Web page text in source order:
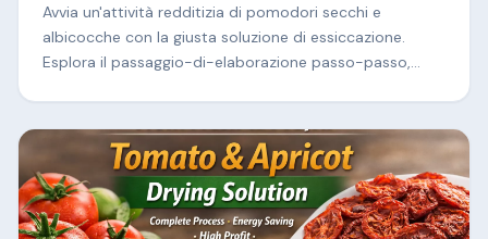
Avvia un'attività redditizia di pomodori secchi e
albicocche con la giusta soluzione di essiccazione.
Esplora il passaggio-di-elaborazione passo-passo,